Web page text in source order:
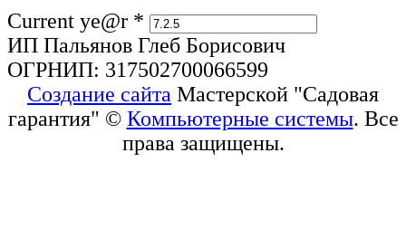
Current ye@r *
ИП Пальянов Глеб Борисович
ОГРНИП: 317502700066599
Создание сайта Мастерской "Садовая
гарантия" © Компьютерные системы. Все
права защищены.